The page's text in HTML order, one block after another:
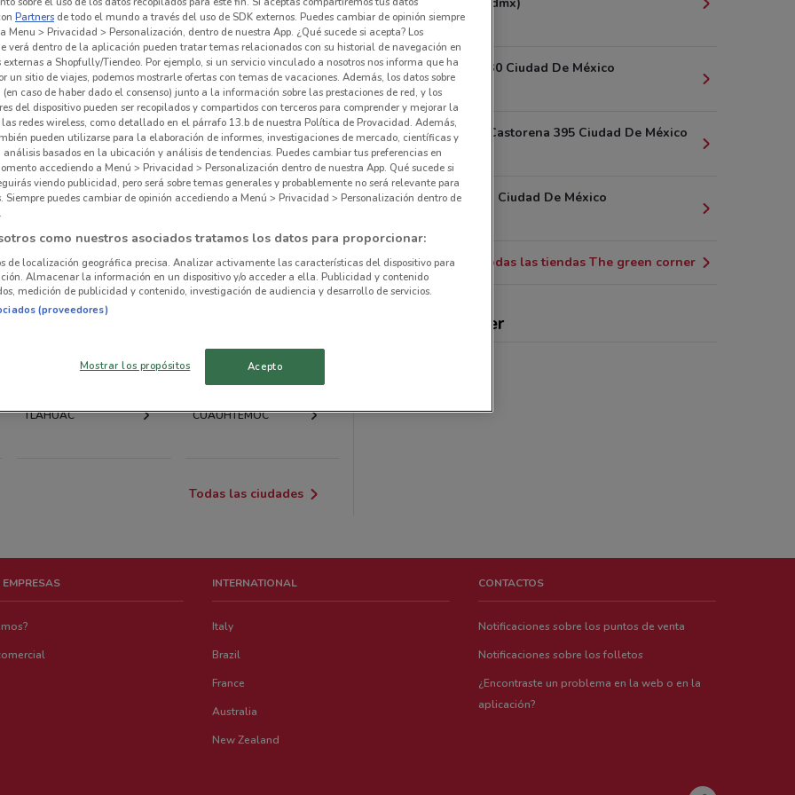
hay ofertas vigentes
VICTORIA PARAÍSO
IZTAPALAPA
VENUSTIANO
CARRANZA
TLÁHUAC CUAUHTÉMOC
Todas las ciudades
9.1 km
Homero 1730 Ciudad De México
10.9 km
Jose María Castorena 395 Ciudad De México
11.1 km
Mazatlán 81 Ciudad De México
Todas las tiendas The green corner
The green corner
INTERNATIONAL
Italy
Brazil
France
Australia
New Zealand
CONTACTOS
Notificaciones sobre los puntos de venta
Notificaciones sobre los folletos
¿Encontraste un problema en la web o en la
aplicación?
Partners de todo el mundo a través del uso de SDK externos. Puedes cambiar de opinión siempre
Menu > Privacidad > Personalización, dentro de nuestra App. ¿Qué sucede si acepta? Los
verá dentro de la aplicación pueden tratar temas relacionados con su historial de navegación en
a Shopfully/Tiendeo. Por ejemplo, si un servicio vinculado a nosotros nos informa que ha
un sitio de viajes, podemos mostrarle ofertas con temas de vacaciones. Además, los datos sobre
caso de haber dado el consenso) junto a la información sobre las prestaciones de red, y los
del dispositivo pueden ser recopilados y compartidos con terceros para comprender y mejorar la
las redes wireless, como detallado en el párrafo 13.b de nuestra Política de Provacidad. Además,
pueden utilizarse para la elaboración de informes, investigaciones de mercado, científicas y
análisis basados en la ubicación y análisis de tendencias. Puedes cambiar tus preferencias en
accediendo a Menú > Privacidad > Personalización dentro de nuestra App. Qué sucede si
viendo publicidad, pero será sobre temas generales y probablemente no será relevante para
Siempre puedes cambiar de opinión accediendo a Menú > Privacidad > Personalización dentro de
como nuestros asociados tratamos los datos para proporcionar:
de localización geográfica precisa. Analizar activamente las características del dispositivo para
Almacenar la información en un dispositivo y/o acceder a ella. Publicidad y contenido
medición de publicidad y contenido, investigación de audiencia y desarrollo de servicios.
(proveedores)
Mostrar los propósitos Acepto